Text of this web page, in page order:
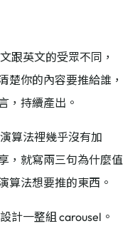
跟英文的受眾不同，
楚你的內容要推給誰，
，持續產出。
算法裡幾乎沒有加
，就寫兩三句為什麼值
算法想要推的東西。
計一整組 carousel。